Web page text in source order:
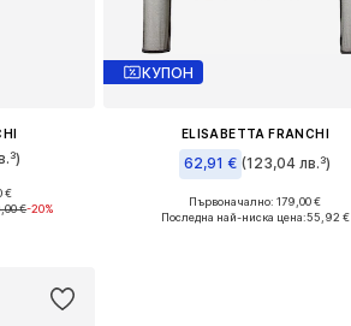
M
€
€-20%
КУПОН
ELISABETTA FRANCHI
62,91 € (123,04 лв.³)
Налични размери: M
Първоначално: 179,00 €
Последна най-ниска цена:55,92 €